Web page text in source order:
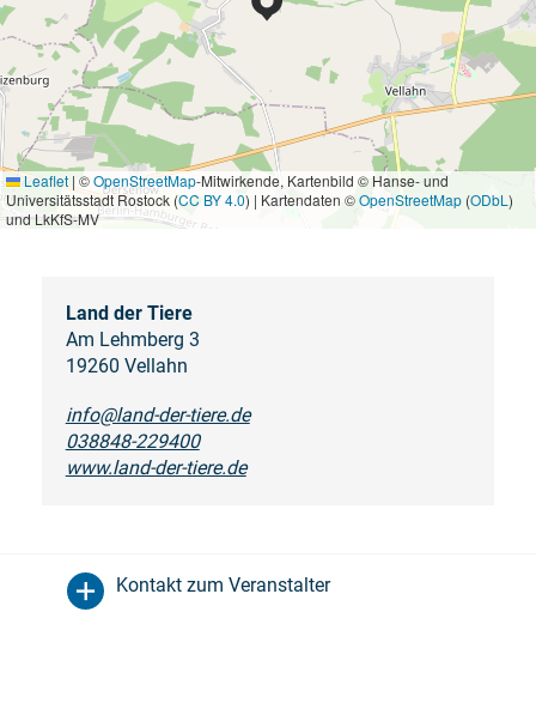
Leaflet | ©OpenStreetMap-Mitwirkende, Kartenbild © Hanse- und
Universitätsstadt Rostock (CC BY 4.0) | Kartendaten ©OpenStreetMap (ODbL )
und LkKfS-MV
Land der Tiere
Am Lehmberg 3
19260 Vellahn
info@land-der-tiere.de
038848-229400
www.land-der-tiere.de
Kontakt zum Veranstalter